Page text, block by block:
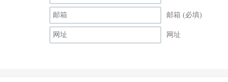
邮箱 (必填)
网址